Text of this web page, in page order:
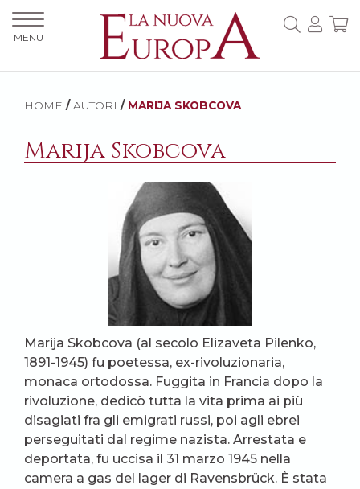
HOME / AUTORI / MARIJA SKOBCOVA
Marija Skobcova
Marija Skobcova (al secolo Elizaveta Pilenko,
1891-1945) fu poetessa, ex-rivoluzionaria,
monaca ortodossa. Fuggita in Francia dopo la
rivoluzione, dedicò tutta la vita prima ai più
disagiati fra gli emigrati russi, poi agli ebrei
perseguitati dal regime nazista. Arrestata e
deportata, fu uccisa il 31 marzo 1945 nella
camera a gas del lager di Ravensbrück. È stata
MENU